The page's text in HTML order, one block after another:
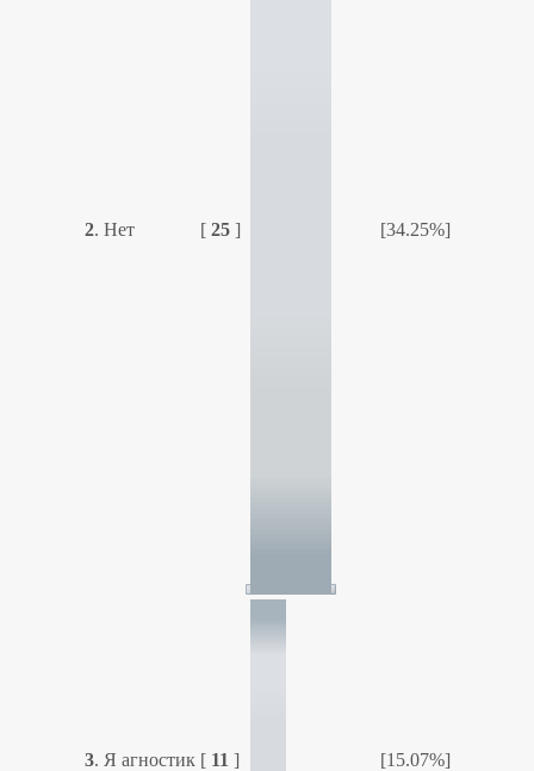
2. Нет [ 25] [34.25%]
3. Я агностик [ 11 ] [15.07%]